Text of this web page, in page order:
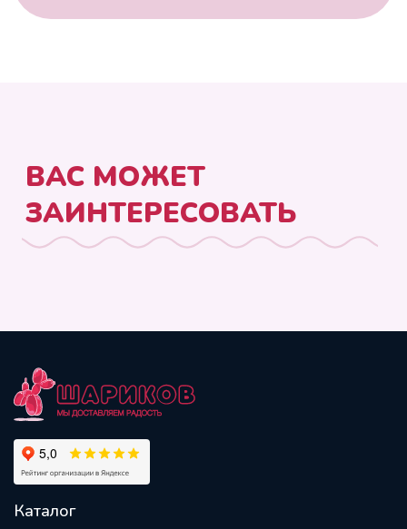
Каталог